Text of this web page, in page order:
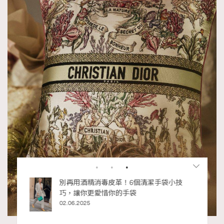
的顯
別再用酒精消毒皮革！6個清潔手袋小技
巧，讓你更愛惜你的手袋
02.06.2025